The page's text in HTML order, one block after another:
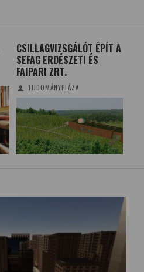
CSILLAGVIZSGÁLÓT ÉPÍT A
SEFAG ERDÉSZETI ÉS
FAIPARI ZRT.
TUDOMÁNYPLÁZA